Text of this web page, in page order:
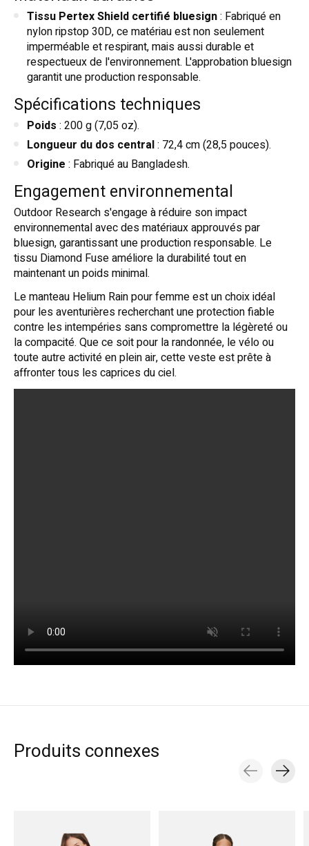
Tissu Pertex Shield certifié bluesign: Fabriqué en
nylon ripstop 30D, ce matériau est non seulement
imperméable et respirant, mais aussi durable et
respectueux de l'environnement. L'approbation bluesign
garantit une production responsable.
Spécifications techniques
Poids : 200 g (7,05 oz).
Longueur du dos central: 72,4 cm (28,5 pouces).
Origine : Fabriqué au Bangladesh.
Engagement environnemental
Outdoor Research s'engage à réduire son impact
environnemental avec des matériaux approuvés par
bluesign, garantissant une production responsable. Le
tissu Diamond Fuse améliore la durabilité tout en
maintenant un poids minimal.
Le manteau Helium Rain pour femme est un choix idéal
pour les aventurières recherchant une protection fiable
contre les intempéries sans compromettre la légèreté ou
la compacité. Que ce soit pour la randonnée, le vélo ou
toute autre activité en plein air, cette veste est prête à
affronter tous les caprices du ciel.
Produits connexes